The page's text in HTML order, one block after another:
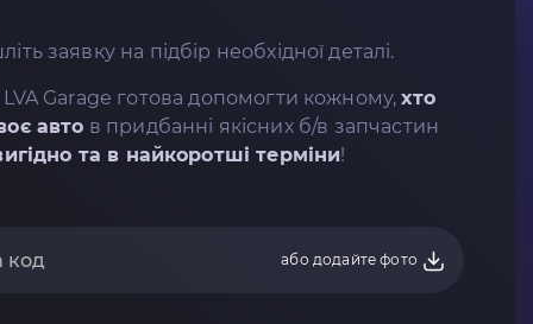
заявку на підбір необхідної деталі.
Garage готова допомогти кожному,хто
авто в придбанні якісних б/в запчастин
та в найкоротші терміни!
або додайте фото